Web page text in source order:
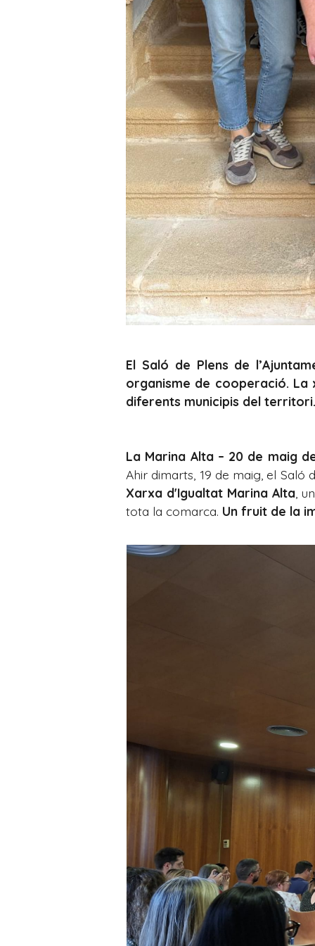
El Saló de Plens de
organisme de cooperació.
diferents municipis del
La Marina Alta – 20 de maig
Ahir dimarts, 19 de maig, el Saló
Xarxa d'Igualtat Marina Alta,
tota la comarca. Un fruit de la